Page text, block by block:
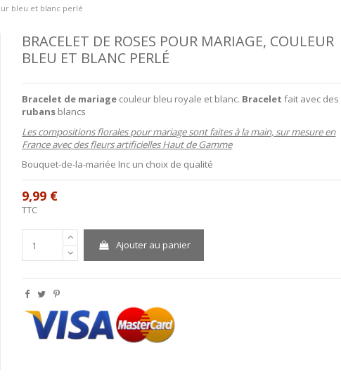
bleu et blanc perlé
BRACELET DE ROSES POUR MARIAGE, COULEUR
BLEU ET BLANC PERLÉ
Bracelet de mariage couleur bleu royale et blanc. Braceletfait avec des
rubans blancs
Les compositions florales pour mariage sont faites à la main, sur mesure en
France avec des fleurs artificielles Haut de Gamme
Bouquet-de-la-mariée Inc un choix de qualité
9,99 €
TTC
Ajouter au panier